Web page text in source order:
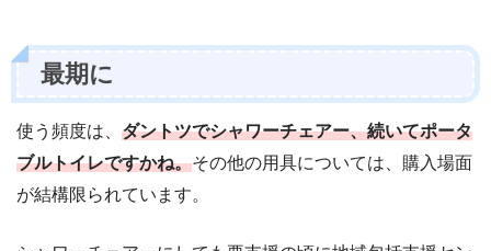
最期に
使う頻度は、 ダントツでシャワーチェアー、続いてポータ
ブルトイレですかね。その他の用具については、購入場面
が結構限られています。